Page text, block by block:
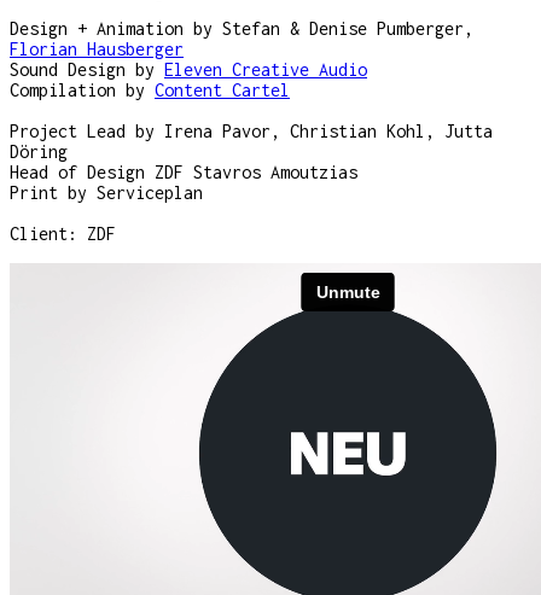
Design + Animation by Stefan & Denise Pumberger,
Florian Hausberger
Sound Design by Eleven Creative Audio
Compilation by Content Cartel
Project Lead by Irena Pavor, Christian Kohl, Jutta
Döring
Head of Design ZDF Stavros Amoutzias
Print by Serviceplan
Client: ZDF